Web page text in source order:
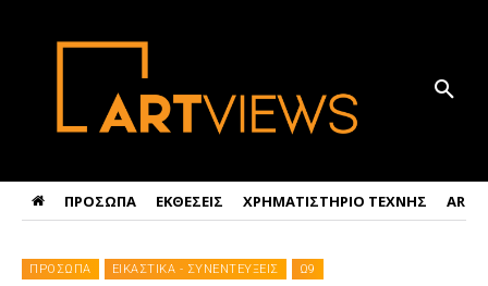
ΠΡΟΣΩΠΑ ΕΚΘΕΣΕΙΣ ΧΡΗΜΑΤΙΣΤΗΡΙΟ ΤΕΧΝΗΣ ART
ΠΡΟΣΩΠΑ ΕΙΚΑΣΤΙΚΑ - ΣΥΝΕΝΤΕΥΞΕΙΣ Ω9